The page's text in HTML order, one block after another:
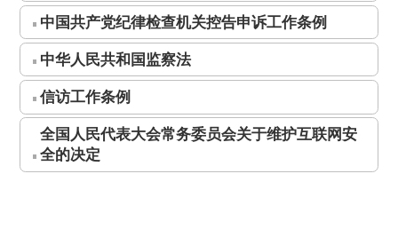
中国共产党纪律检查机关控告申诉工作条例
中华人民共和国监察法
信访工作条例
全国人民代表大会常务委员会关于维护互联网安
全的决定